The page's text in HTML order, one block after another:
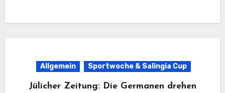
Allgemein Sportwoche & Salingia Cup
Jülicher Zeitung: Die Germanen drehen